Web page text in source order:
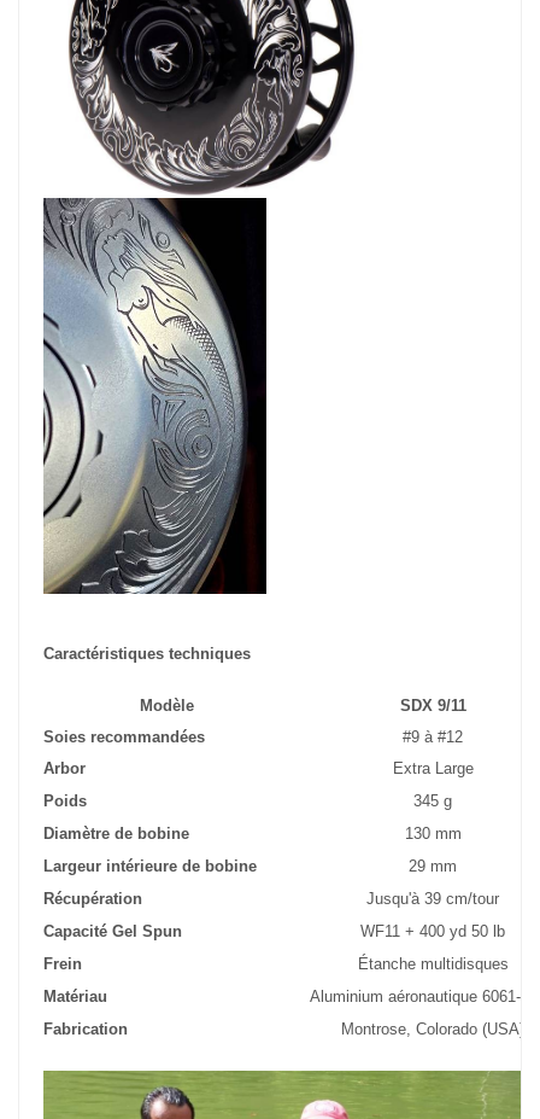
Caractéristiques techniques
Modèle
SDX 9/11
Soies recommandées
#9 à #12
Arbor
Extra Large
Poids
345 g
Diamètre de bobine
130 mm
Largeur intérieure de bobine
29 mm
Récupération
Jusqu'à 39 cm/tour
Capacité Gel Spun
WF11 + 400 yd 50 lb
Frein
Étanche multidisques
Matériau
Aluminium aéronautique 6061-
Fabrication
Montrose, Colorado (USA)